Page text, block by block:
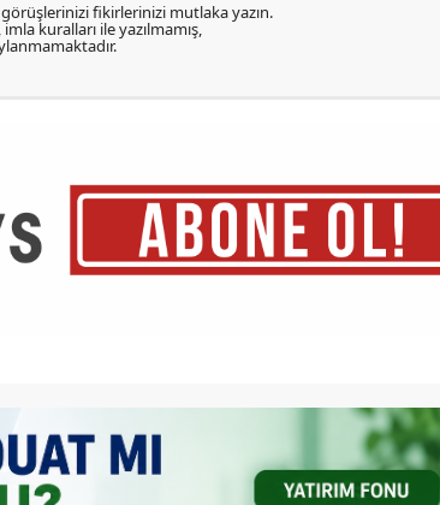
fikirlerinizi mutlaka yazın.
kuralları ile yazılmamış,